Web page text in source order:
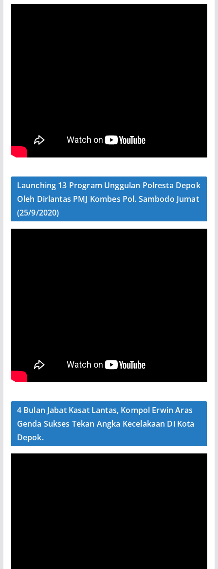
Launching 13 Program Unggulan Polresta Depok
Oleh Dirlantas PMJ Kombes Pol. Sambodo Jumat
(25/9/2020)
4 Bulan Jabat Kasat Lantas, Kompol Erwin Aras
Genda Sukses Tekan Angka Kecelakaan Di Kota
Depok.